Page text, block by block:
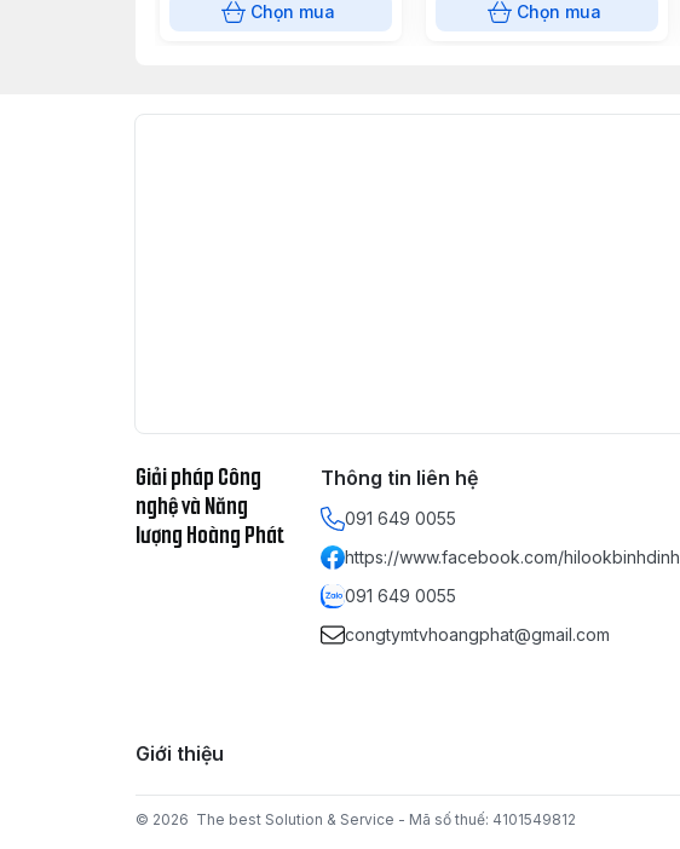
Chọn mua Chọn mua
Giải pháp Công
nghệ và Năng
lượng Hoàng Phát
Thông tin liên hệ
091 649 0055
https://www.facebook.com/hilookbinhdinh
091 649 0055
congtymtvhoangphat@gmail.com
Giới thiệu
© 2026 The best Solution & Service - Mã số thuế: 4101549812